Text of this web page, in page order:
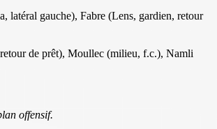
gauche), Fabre (Lens, gardien, retour
de prêt), Moullec (milieu, f.c.), Namli
offensif.